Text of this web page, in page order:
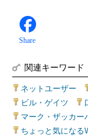
Share
関連キーワード
ネットユーザー
ビル・ゲイツ
マーク・ザッカー
ちょっと気になる